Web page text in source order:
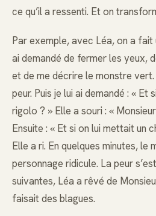
ce qu’il a ressenti. Et on
Par exemple, avec Léa, on a
ai demandé de fermer les yeux,
et de me décrire le monstre vert.
peur. Puis je lui ai demandé : « Et
rigolo ? » Elle a souri : «
Ensuite : « Et si on lui mettait un
Elle a ri. En quelques minutes, le
personnage ridicule. La peur
suivantes, Léa a rêvé de
faisait des blagues.